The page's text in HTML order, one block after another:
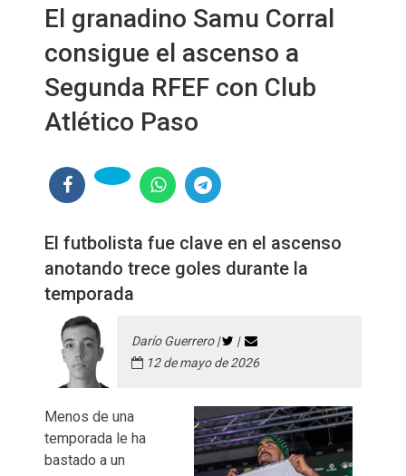
El granadino Samu Corral
consigue el ascenso a
Segunda RFEF con Club
Atlético Paso
El futbolista fue clave en el ascenso
anotando trece goles durante la
temporada
Darío Guerrero |
|
12 de mayo de 2026
Menos de una
temporada le ha
bastado a un